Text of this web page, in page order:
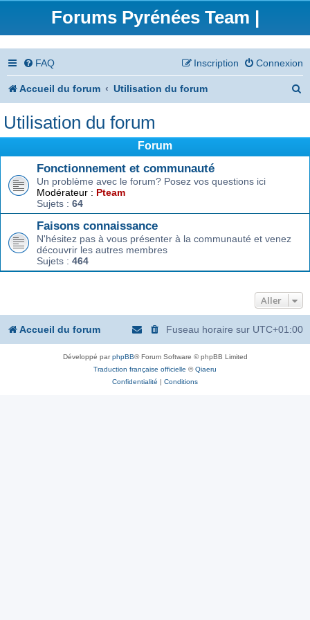
Forums Pyrénées Team |
FAQ Connexion
Inscription
Accueil du forum Utilisation du forum
c
Utilisation du forum
Forum
Fonctionnement et communauté
Un problème avec le forum? Posez vos questions ici
Modérateur : Pteam
Sujets : 64
Faisons connaissance
N'hésitez pas à vous présenter à la communauté et venez
découvrir les autres membres
Sujets : 464
Aller
Accueil du forum Fuseau horaire sur UTC+01:00
Développé parphpBB® Forum Software © phpBB Limited
Traduction française officielle ©Qiaeru
Confidentialité | Conditions